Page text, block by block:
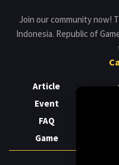
Join our community now!
Indonesia. Republic of
Article
Event
FAQ
Game